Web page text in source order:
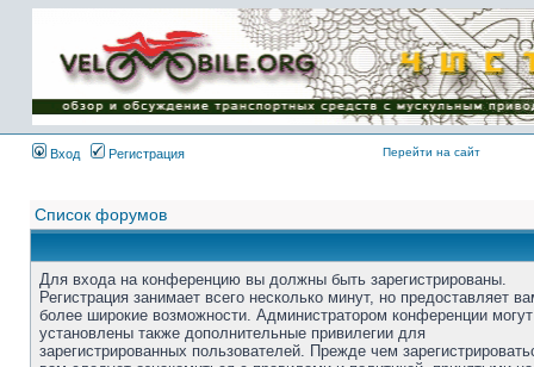
Вход Регистрация Перейти на сайт
Список форумов
Для входа на конференцию вы должны быть зарегистрированы.
Регистрация занимает всего несколько минут, но предоставляет
более широкие возможности. Администратором конференции
установлены также дополнительные привилегии для
зарегистрированных пользователей. Прежде чем